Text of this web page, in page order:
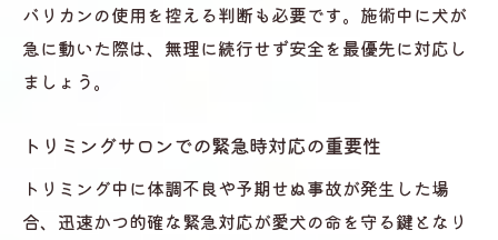
バリカンの使用を控える判断も必要です。施術中に犬が
急に動いた際は、無理に続行せず安全を最優先に対応し
ましょう。
トリミングサロンでの緊急時対応の重要性
トリミング中に体調不良や予期せぬ事故が発生した場
合、迅速かつ的確な緊急対応が愛犬の命を守る鍵となり